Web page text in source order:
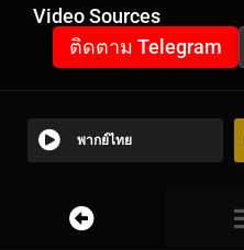
Video Sources
ติดตาม Telegram
พากย์ไทย